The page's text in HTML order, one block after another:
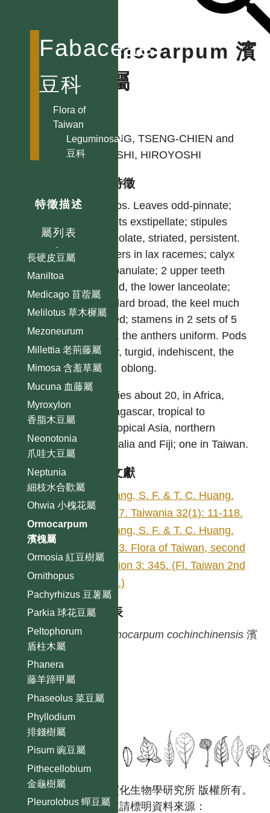
Fabaceae
豆科
Flora of
Taiwan
Leguminosae
豆科
特徵描述
屬列表
Leptodesmia
小葉山螞蝗屬
胡枝子屬
Lotononis 羅頓豆屬
Lotus 百脈根屬
Lupinus 羽扇豆屬
Macroptilium
長硬皮豆屬
Maniltoa
Medicago 苜蓿屬
Melilotus 草木樨屬
Mezoneurum
Millettia 老荊藤屬
Mimosa 含羞草屬
Mucuna 血藤屬
Myroxylon
香脂木豆屬
Neonotonia
爪哇大豆屬
Neptunia
細枝水合歡屬
Ohwia 小槐花屬
Ormocarpum
濱槐屬
Ormosia 紅豆樹屬
Ornithopus
Pachyrhizus 豆薯屬
Parkia 球花豆屬
Peltophorum
盾柱木屬
Phanera
藤羊蹄甲屬
Phaseolus 菜豆屬
Phyllodium
排錢樹屬
Pisum 豌豆屬
Pithecellobium
金龜樹屬
Pleurolobus 蟬豆屬
Ormocarpum 濱
槐屬
HUANG, TSENG-CHIEN and
OHASHI, HIROYOSHI
型態特徵
Shrubs. Leaves odd-pinnate;
leaflets exstipellate; stipules
lanceolate, striated, persistent.
Flowers in lax racemes; calyx
campanulate; 2 upper teeth
deltoid, the lower lanceolate;
standard broad, the keel much
curved; stamens in 2 sets of 5
each, the anthers uniform. Pods
linear, turgid, indehiscent, the
joints oblong.
Species about 20, in Africa,
Madagascar, tropical to
subtropical Asia, northern
Australia and Fiji; one in Taiwan.
參考文獻
Huang, S. F. & T. C. Huang.
1987. Taiwania 32(1): 11-118.
Huang, S. F. & T. C. Huang.
1993. Flora of Taiwan, second
edition 3: 345. (Fl. Taiwan 2nd
edit.)
種列表
Ormocarpum cochinchinensis 濱
國立台灣大學生態學與演化生物學研究所 版權所有。
歡迎引用本網站資料，並請標明資料來源：